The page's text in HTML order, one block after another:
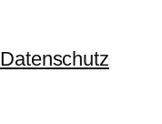
Datenschutz